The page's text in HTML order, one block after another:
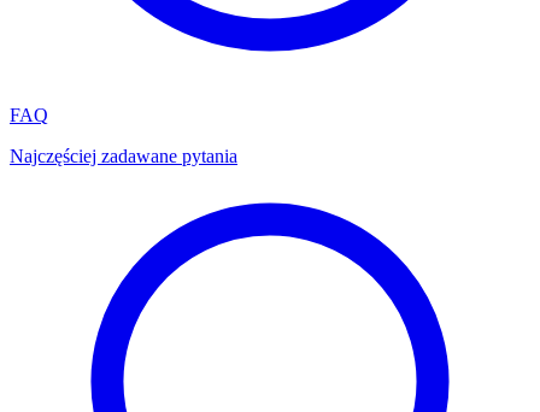
FAQ
Najczęściej zadawane pytania